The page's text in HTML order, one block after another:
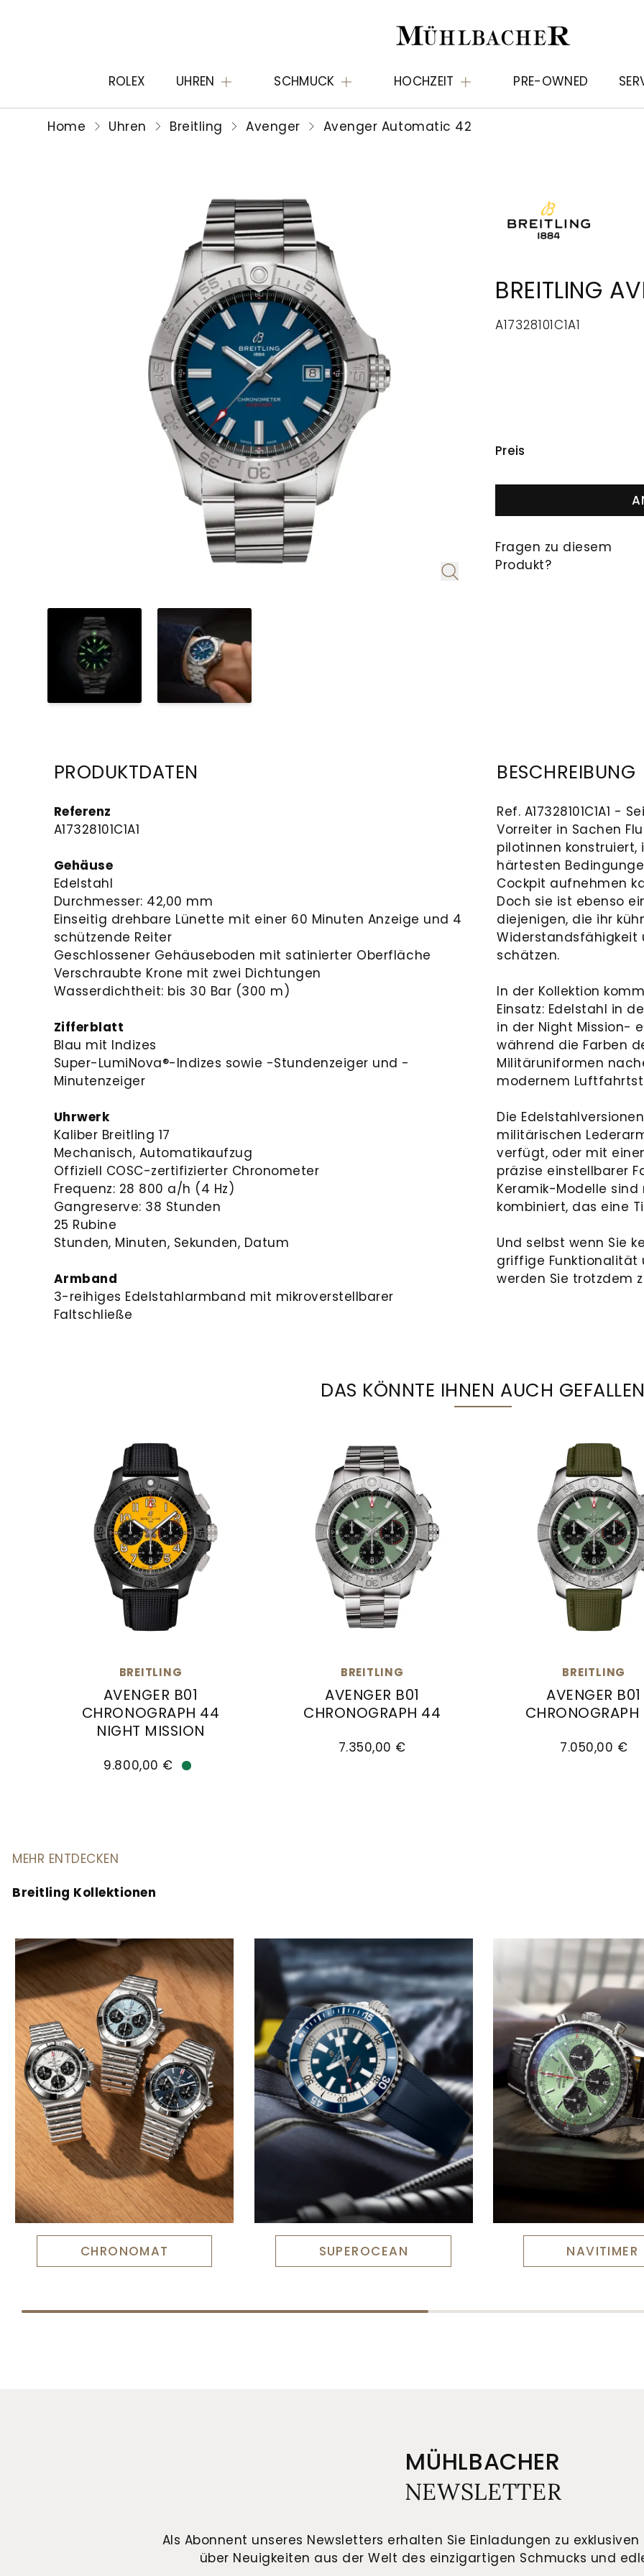
ROLEX UHREN SCHMUCK HOCHZEIT PRE-OWNED
Home Uhren Breitling Avenger Avenger Automatic 42
BREITLING
A17328101C1A1
Preis
Fragen zu diesem
Produkt?
PRODUKTDATEN
Referenz
A17328101C1A1
Gehäuse
Edelstahl
Durchmesser: 42,00 mm
Einseitig drehbare Lünette mit einer 60 Minuten Anzeige und 4
schützende Reiter
Geschlossener Gehäuseboden mit satinierter Oberfläche
Verschraubte Krone mit zwei Dichtungen
Wasserdichtheit: bis 30 Bar (300 m)
Zifferblatt
Blau mit Indizes
Super-LumiNova®-Indizes sowie -Stundenzeiger und -
Minutenzeiger
Uhrwerk
Kaliber Breitling 17
Mechanisch, Automatikaufzug
Offiziell COSC-zertifizierter Chronometer
Frequenz: 28 800 a/h (4 Hz)
Gangreserve: 38 Stunden
25 Rubine
Stunden, Minuten, Sekunden, Datum
Armband
3-reihiges Edelstahlarmband mit mikroverstellbarer
Faltschließe
BESCHREIBUNG
Ref. A17328101C1A1
Vorreiter in Sachen
pilotinnen konstruiert,
härtesten
Cockpit aufnehmen
Doch sie ist ebenso
diejenigen, die ihr
Widerstandsfähigkeit
schätzen.
In der Kollektion
Einsatz: Edelstahl in
in der Night Mission-
während die Farben
Militäruniformen
modernem
Die
militärischen
verfügt, oder mit
präzise einstellbarer
Keramik-Modelle
kombiniert, das eine
Und selbst wenn Sie
griffige Funktionalität
werden Sie trotzdem
DAS KÖNNTE IHNEN AUCH
BREITLING
AVENGER B01
CHRONOGRAPH 44
NIGHT MISSION
Breitling Avenger B01 Chronograph 44 Night Mission, Ref: SB0147101I1X2, Preis: 9.800,00 €,
9.800,00 €
BREITLING
AVENGER B01
CHRONOGRAPH 44
7.350,00 €
BREITLING
AVENGER B01
7.050,00 €
MEHR ENTDECKEN
Breitling Kollektionen
CHRONOMAT SUPEROCEAN NAVITIMER
MÜHLBACHER
NEWSLETTER
Als Abonnent unseres Newsletters erhalten Sie Einladungen zu
über Neuigkeiten aus der Welt des einzigartigen Schmucks und